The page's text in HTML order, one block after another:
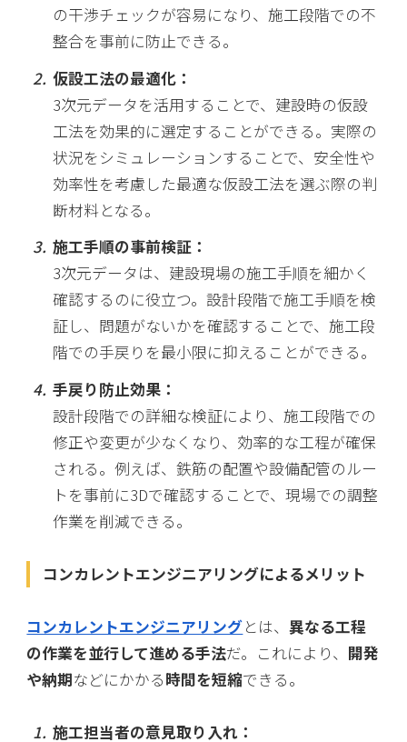
の干渉チェックが容易になり、施工段階での不
整合を事前に防止できる。
仮設工法の最適化：
3次元データを活用することで、建設時の仮設
工法を効果的に選定することができる。実際の
状況をシミュレーションすることで、安全性や
効率性を考慮した最適な仮設工法を選ぶ際の判
断材料となる。
施工手順の事前検証：
3次元データは、建設現場の施工手順を細かく
確認するのに役立つ。設計段階で施工手順を検
証し、問題がないかを確認することで、施工段
階での手戻りを最小限に抑えることができる。
手戻り防止効果：
設計段階での詳細な検証により、施工段階での
修正や変更が少なくなり、効率的な工程が確保
される。例えば、鉄筋の配置や設備配管のルー
トを事前に3Dで確認することで、現場での調整
作業を削減できる。
コンカレントエンジニアリングによるメリット
コンカレントエンジニアリングとは、異なる工程
の作業を並行して進める手法だ。これにより、 開発
や納期などにかかる時間を短縮できる。
施工担当者の意見取り入れ：